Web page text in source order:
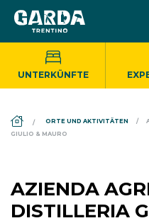
UNTERKÜNFTE
ORTE UND AKTIVITÄTEN
GIULIO & MAURO
AZIENDA
DISTILLERIA